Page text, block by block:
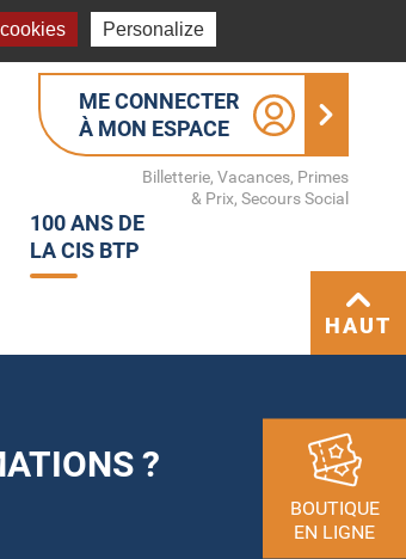
ME CONNECTER
À MON ESPACE
Billetterie, Vacances, Primes
& Prix, Secours Social
100 ANS DE
LA CIS BTP
BOUTIQUE
EN LIGNE
HAUT
?
Personalize